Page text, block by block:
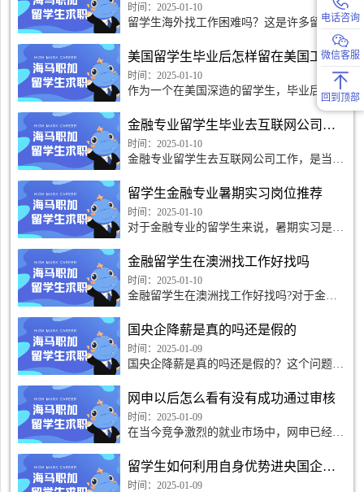
时间：2025-01-10
留学生海外找工作困难吗？这是许多留学生
们内心的困惑和焦虑。在竞争激烈的职场环
境中，留学生们面临着种种挑战和难题。然
而，不要被困难吓
美国留学生毕业后怎样留在美国工作
时间：2025-01-10
作为一个在美国深造的留学生，毕业后如何
留在美国并融入美国社会成为了一个备受关
注的话题。随着美国劳工市场的竞争日益激
烈，留学生们面临
金融专业留学生毕业去互联网公司做什么工作好
时间：2025-01-10
金融专业留学生去互联网公司工作，是当下
时，究竟应该选择哪种工作呢?金融专业的
留学生在互联网公司有着多样化的职业选
择，接下来，我们就一
留学生金融专业暑期实习岗位推荐
时间：2025-01-10
对于金融专业的留学生来说，暑期实习是积
重要机会。以下为您推荐一些热门且有价值
的暑期实习岗位。
金融留学生在澳洲找工作好找吗
时间：2025-01-10
金融留学生在澳洲找工作好找吗?对于金融
的复杂性，不能简单地用 “好找” 或 “不好
找” 来概括。
国央企降薪是真的吗还是假的
时间：2025-01-09
国央企降薪是真的吗还是假的？这个问题一
国央企降薪的传闻越来越多，其中真实与虚
假信息交织在一起
网申以后怎么看有没有成功通过审核
时间：2025-01-09
在当今竞争激烈的就业市场中，网申已经成
完在线申请后，许多求职者都在焦急地等待
着通知，希望能收
留学生如何利用自身优势进央国企工作
时间：2025-01-09
电话咨询
微信客服
回到顶部